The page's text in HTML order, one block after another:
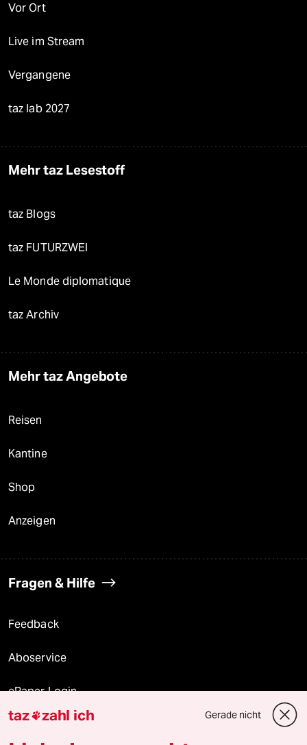
Vor Ort
Live im Stream
Vergangene
taz lab 2027
Mehr taz Lesestoff
taz Blogs
taz FUTURZWEI
Le Monde diplomatique
taz Archiv
Mehr taz Angebote
Reisen
Kantine
Shop
Anzeigen
Fragen & Hilfe
Feedback
Aboservice
ePaper Login
Downloads für Abonnierende
taz zahl ich Gerade nicht